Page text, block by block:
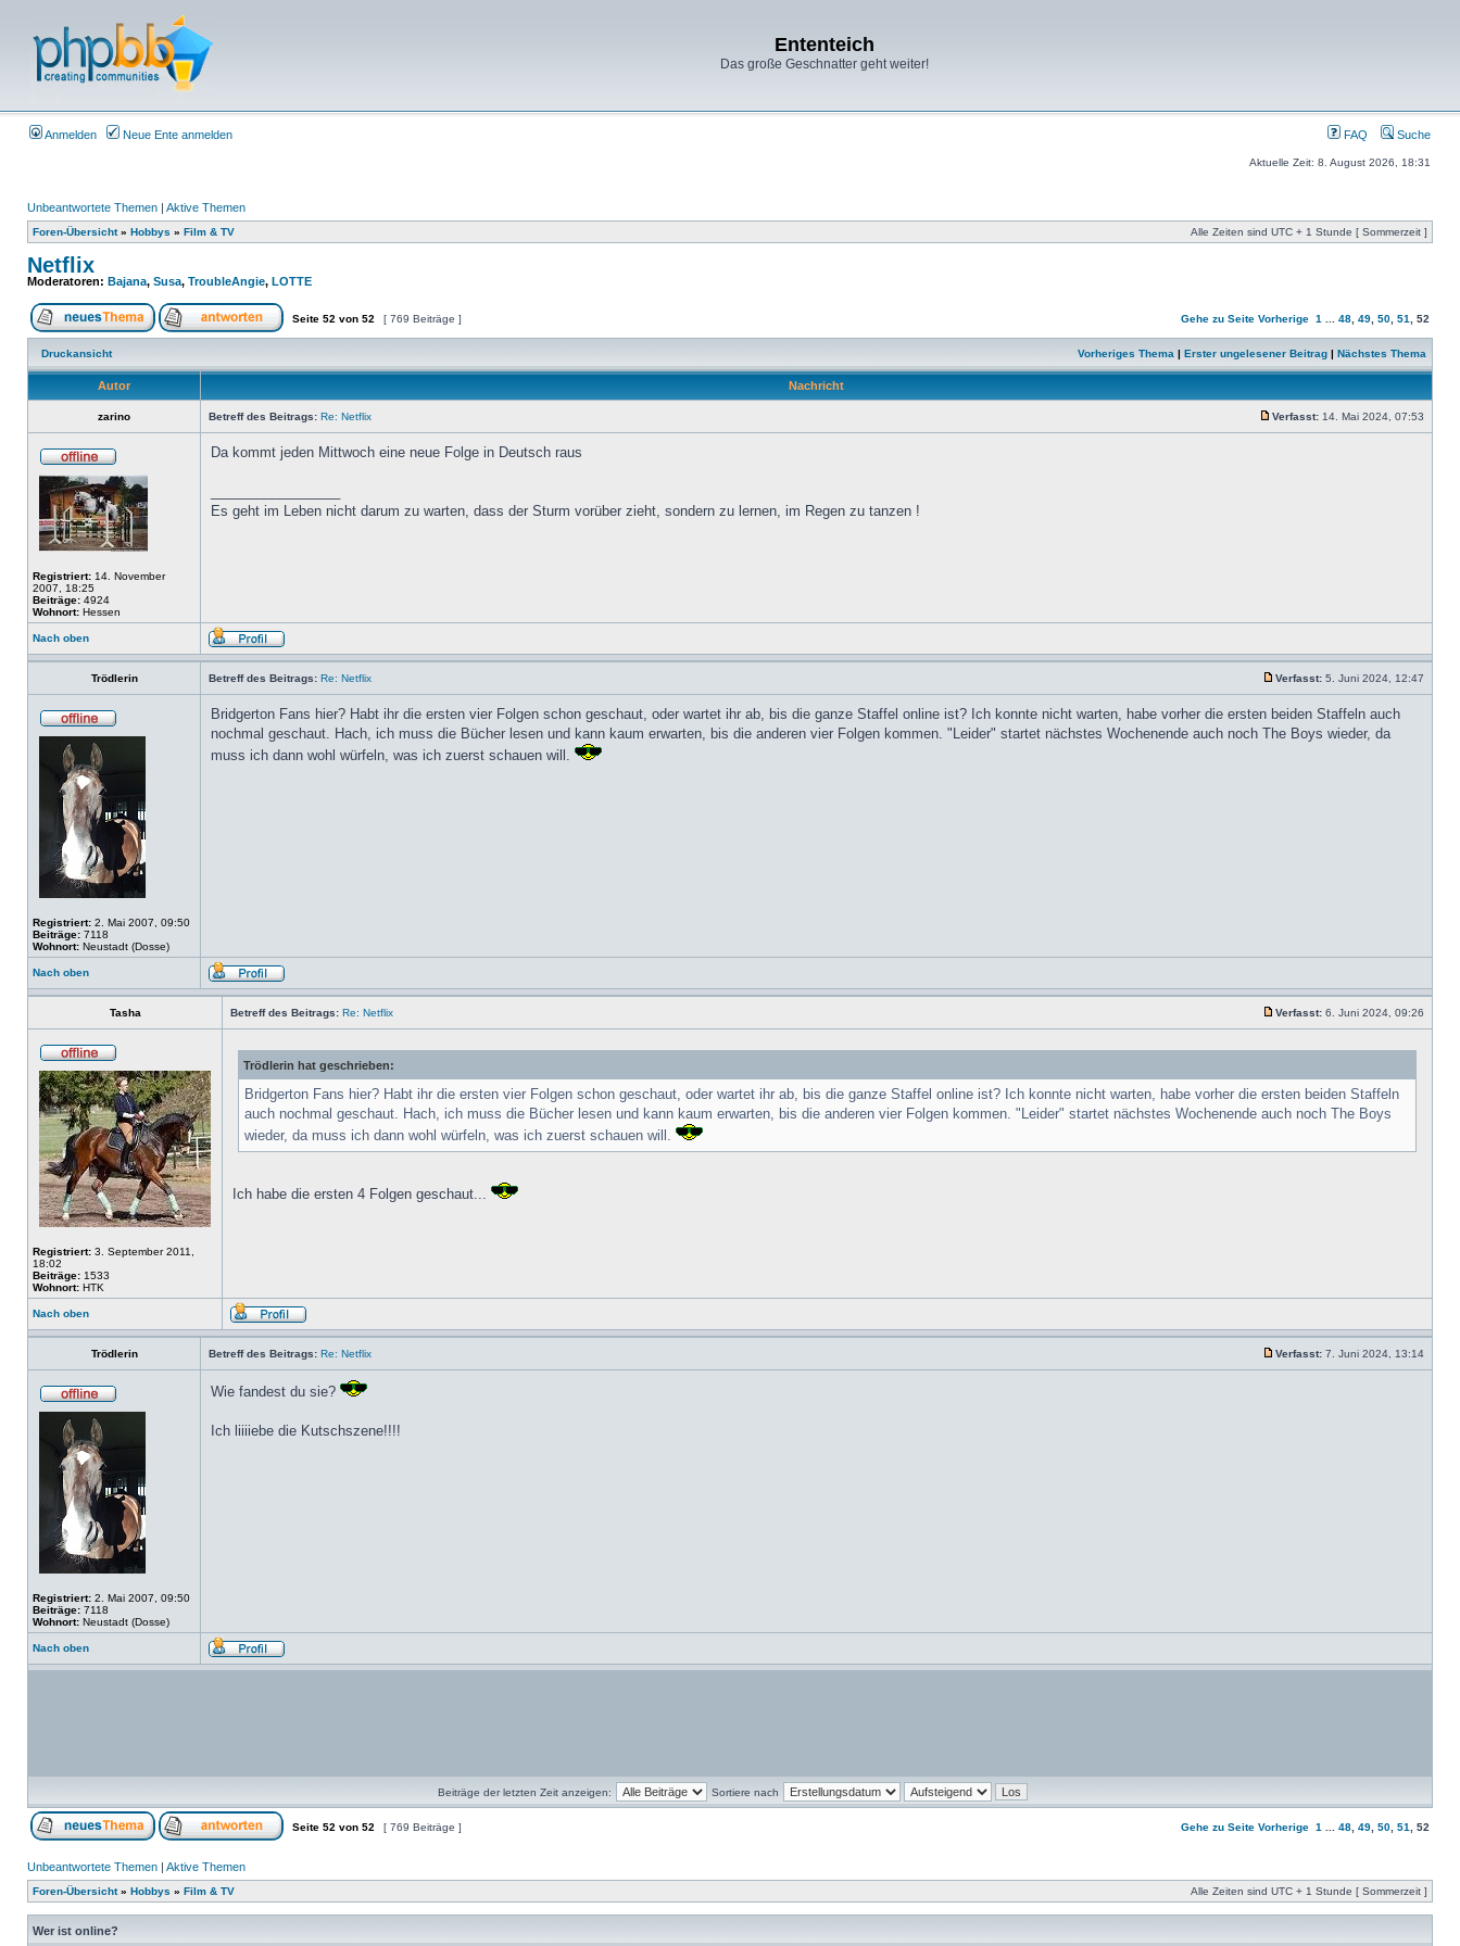
Ententeich
Das große Geschnatter geht weiter!
Anmelden Neue Ente anmelden FAQ Suche
Aktuelle Zeit: 8. August 2026, 18:31
Unbeantwortete Themen | Aktive Themen
Foren-Übersicht» Hobbys » Film & TV Alle Zeiten sind UTC + 1 Stunde [ Sommerzeit ]
Netflix
Moderatoren: Bajana, Susa, TroubleAngie, LOTTE
Seite 52 von 52 [ 769 Beiträge ] Gehe zu Seite Vorherige 1 48 49 50 51 52
Druckansicht Vorheriges Thema | Erster ungelesener Beitrag | Nächstes Thema
Autor Nachricht
zarino Betreff des Beitrags: Re: Netflix Verfasst: 14. Mai 2024, 07:53
Registriert: 14. November
2007, 18:25
Beiträge: 4924
Wohnort: Hessen
Da kommt jeden Mittwoch eine neue Folge in Deutsch raus
Es geht im Leben nicht darum zu warten, dass der Sturm vorüber zieht, sondern zu lernen, im Regen zu tanzen !
Nach oben
Trödlerin Betreff des Beitrags: Re: Netflix Verfasst: 5. Juni 2024, 12:47
Registriert: 2. Mai 2007, 09:50
Beiträge: 7118
Wohnort: Neustadt (Dosse)
Bridgerton Fans hier? Habt ihr die ersten vier Folgen schon geschaut, oder wartet ihr ab, bis die ganze Staffel online ist? Ich konnte nicht warten, habe vorher die ersten beiden Staffeln auch
nochmal geschaut. Hach, ich muss die Bücher lesen und kann kaum erwarten, bis die anderen vier Folgen kommen. "Leider" startet nächstes Wochenende auch noch The Boys wieder, da
muss ich dann wohl würfeln, was ich zuerst schauen will.
Nach oben
Tasha Betreff des Beitrags: Re: Netflix Verfasst: 6. Juni 2024, 09:26
Registriert: 3. September 2011,
18:02
Beiträge: 1533
Wohnort: HTK
Trödlerin hat geschrieben:
Bridgerton Fans hier? Habt ihr die ersten vier Folgen schon geschaut, oder wartet ihr ab, bis die ganze Staffel online ist? Ich konnte nicht warten, habe vorher die ersten beiden Staffeln
auch nochmal geschaut. Hach, ich muss die Bücher lesen und kann kaum erwarten, bis die anderen vier Folgen kommen. "Leider" startet nächstes Wochenende auch noch The Boys
wieder, da muss ich dann wohl würfeln, was ich zuerst schauen will.
Ich habe die ersten 4 Folgen geschaut...
Nach oben
Trödlerin Betreff des Beitrags: Re: Netflix Verfasst: 7. Juni 2024, 13:14
Registriert: 2. Mai 2007, 09:50
Beiträge: 7118
Wohnort: Neustadt (Dosse)
Wie fandest du sie?
Ich liiiiebe die Kutschszene!!!!
Nach oben
Beiträge der letzten Zeit anzeigen: Sortiere nach
Seite 52 von 52 [ 769 Beiträge ] Gehe zu Seite Vorherige 1 48 49 50 51 52
Unbeantwortete Themen | Aktive Themen
Foren-Übersicht» Hobbys » Film & TV Alle Zeiten sind UTC + 1 Stunde [ Sommerzeit ]
Wer ist online?